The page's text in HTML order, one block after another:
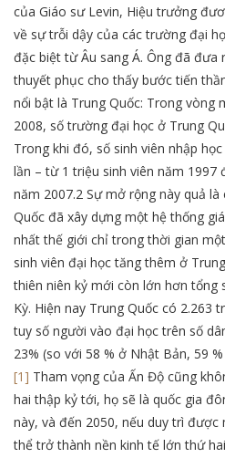
của Giáo sư Levin, Hiệu trưởng
về sự trỗi dậy của các trường đại
đặc biệt từ Âu sang Á. Ông đã đưa
thuyết phục cho thấy bước tiến
nổi bật là Trung Quốc: Trong vòng
2008, số trường đại học ở Trung
Trong khi đó, số sinh viên nhập
lần – từ 1 triệu sinh viên năm 1997
năm 2007.2 Sự mở rộng này quả
Quốc đã xây dựng một hệ thống
nhất thế giới chỉ trong thời gian
sinh viên đại học tăng thêm ở
thiên niên kỷ mới còn lớn hơn tổng
Kỳ. Hiện nay Trung Quốc có 2.263
tuy số người vào đại học trên số
23% (so với 58 % ở Nhật Bản, 59
[1] Tham vọng của Ấn Độ cũng
hai thập kỷ tới, họ sẽ là quốc gia
này, và đến 2050, nếu duy trì
thể trở thành nền kinh tế lớn thứ